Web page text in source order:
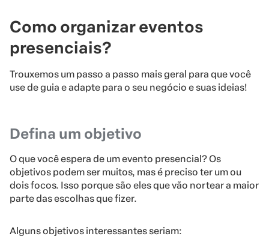
Como organizar eventos
presenciais?
Trouxemos um passo a passo mais geral para que você
use de guia e adapte para o seu negócio e suas ideias!
Defina um objetivo
O que você espera de um evento presencial? Os
objetivos podem ser muitos, mas é preciso ter um ou
dois focos. Isso porque são eles que vão nortear a maior
parte das escolhas que fizer.
Alguns objetivos interessantes seriam: